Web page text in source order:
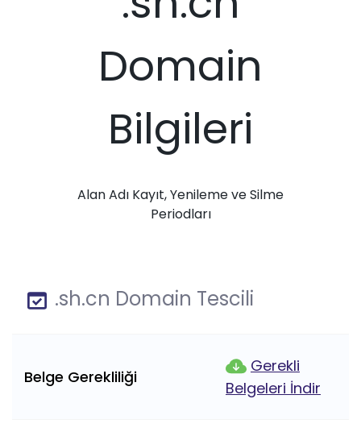
Domain
Bilgileri
Alan Adı Kayıt, Yenileme ve Silme
Periodları
.sh.cn Domain Tescili
Belge Gerekliliği
Gerekli
Belgeleri İndir